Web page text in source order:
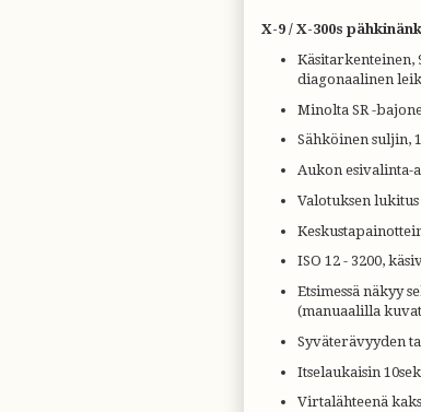
X-9 / X-300s
Käsitarkenteinen,
diagonaalinen
Minolta SR -
Sähköinen suljin,
Aukon esivalinta-
Valotuksen lukitus
ISO 12 - 3200,
Etsimessä näkyy
(manuaalilla
Syväterävyyden
Itselaukaisin
Virtalähteenä